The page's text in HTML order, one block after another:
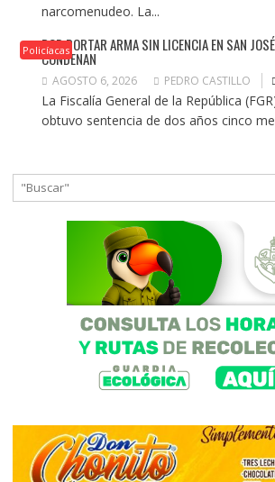
narcomenudeo. La...
Policíacas
POR PORTAR ARMA SIN LICENCIA EN SAN
CONDENAN
AGOSTO 6, 2026 PEDRO CASTILLO
La Fiscalía General de la República
obtuvo sentencia de dos años cinco